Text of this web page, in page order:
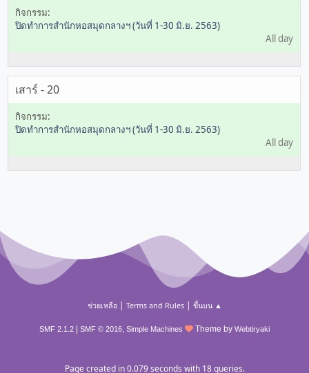
ปิดทำการสำนักหอสมุดกลางฯ (วันที่ 1-30 มิ.ย. 2563)
All day
เสาร์ - 20
ปิดทำการสำนักหอสมุดกลางฯ (วันที่ 1-30 มิ.ย. 2563)
All day
ช่วยเหลือ| Terms and Rules| ขึ้นบน ▲
SMF 2.1.2 SMF © 2016, Simple Machines Theme by Webtiryaki
Page created in 0.079 seconds with 18 queries.